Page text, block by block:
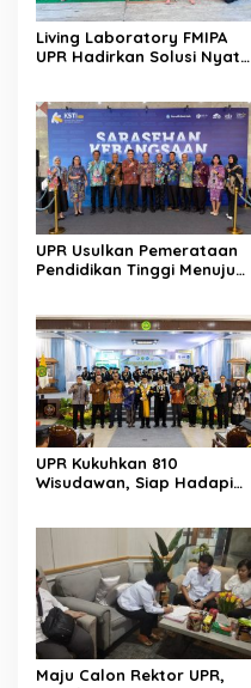
Living Laboratory FMIPA
UPR Hadirkan Solusi Nyata
UPR Usulkan Pemerataan
Pendidikan Tinggi Menuju
UPR Kukuhkan 810
Wisudawan, Siap Hadapi
Maju Calon Rektor UPR,